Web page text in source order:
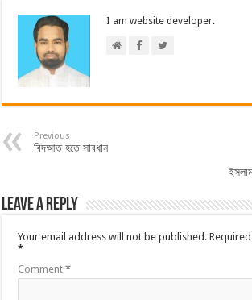
I am website developer.
Previous
বিদআত হতে সাবধান
Leave a Reply
Your email address will not be published.
*
Comment*